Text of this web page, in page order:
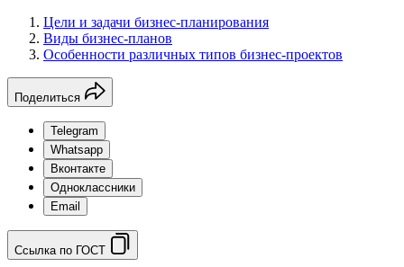
Цели и задачи бизнес-планирования
Виды бизнес-планов
Особенности различных типов бизнес-проектов
Поделиться
Telegram
Whatsapp
Вконтакте
Одноклассники
Email
Ссылка по ГОСТ